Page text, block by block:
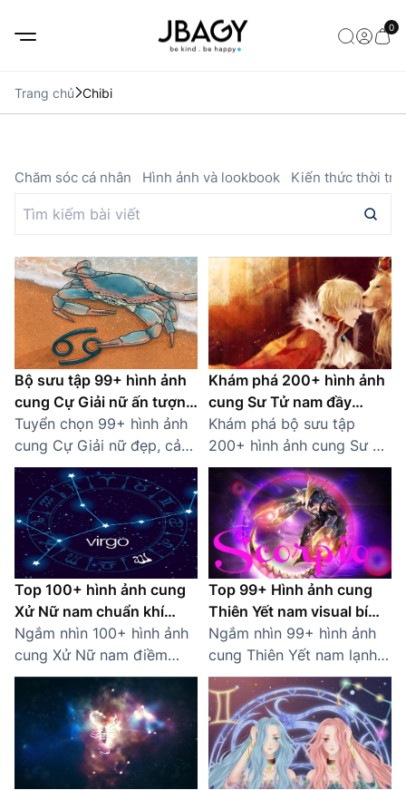
0
Trang chủ Chibi
Chăm sóc cá nhân Hình ảnh và lookbook Kiến thức thời
Bộ sưu tập 99+ hình ảnh
cung Cự Giải nữ ấn tượng
và độc đáo
Tuyển chọn 99+ hình ảnh
cung Cự Giải nữ đẹp, cảm
xúc và đầy nghệ thuật, thể
hiện tính cách dịu dàng,
tinh tế của chòm sao hệ
Thủy.
Khám phá 200+ hình ảnh
cung Sư Tử nam đầy
quyền lực
Khám phá bộ sưu tập
200+ hình ảnh cung Sư Tử
nam quyền lực, mạnh mẽ.
Biểu tượng hoàng đạo của
sự lãnh đạo và đam mê
cháy bỏng!
Top 100+ hình ảnh cung
Xử Nữ nam chuẩn khí
chất
Ngắm nhìn 100+ hình ảnh
cung Xử Nữ nam điềm
tĩnh, trí tuệ và tinh tế. Bộ
sưu tập visual nam thần
chuẩn tính cách của chàng
Xử Nữ!
Top 99+ Hình ảnh cung
Thiên Yết nam visual bí
ẩn, lạnh lùng
Ngắm nhìn 99+ hình ảnh
cung Thiên Yết nam lạnh
lùng, điềm đạm, quyến rũ
lạ thường. Bộ sưu tập
visual khiến bao trái tim
lạc nhịp!